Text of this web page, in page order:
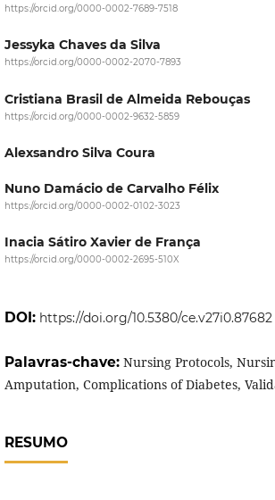
https://orcid.org/0000-0002-7689-7518
Jessyka Chaves da Silva
https://orcid.org/0000-0002-2070-7893
Cristiana Brasil de Almeida Rebouças
https://orcid.org/0000-0002-9632-5859
Alexsandro Silva Coura
Nuno Damácio de Carvalho Félix
https://orcid.org/0000-0002-0102-3023
Inacia Sátiro Xavier de França
https://orcid.org/0000-0002-2695-510X
DOI: https://doi.org/10.5380/ce.v27i0.87682
Palavras-chave: Nursing Protocols,
Amputation, Complications of Diabetes,
RESUMO